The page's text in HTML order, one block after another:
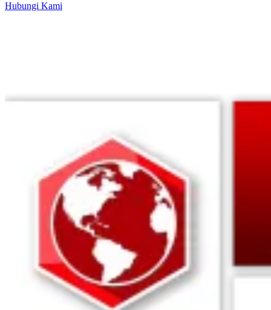
Hubungi Kami